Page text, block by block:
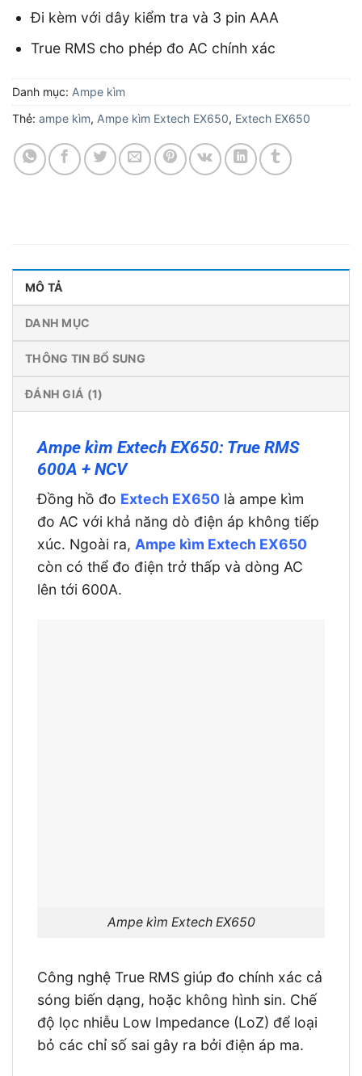
Đi kèm với dây kiểm tra và 3 pin AAA
True RMS cho phép đo AC chính xác
Danh mục: Ampe kìm
Thẻ: ampe kìm, Ampe kìm Extech EX650, Extech EX650
MÔ TẢ
DANH MỤC
THÔNG TIN BỔ SUNG
ĐÁNH GIÁ (1)
Ampe kìm Extech EX650: True RMS
600A + NCV
Đồng hồ đo Extech EX650 là ampe kìm
đo AC với khả năng dò điện áp không tiếp
xúc. Ngoài ra, Ampe kìm Extech EX650
còn có thể đo điện trở thấp và dòng AC
lên tới 600A.
Ampe kìm Extech EX650
Công nghệ True RMS giúp đo chính xác cả
sóng biến dạng, hoặc không hình sin. Chế
độ lọc nhiễu Low Impedance (LoZ) để loại
bỏ các chỉ số sai gây ra bởi điện áp ma.